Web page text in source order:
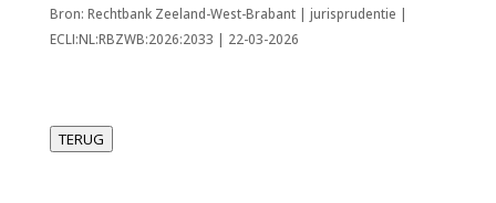
Bron: Rechtbank Zeeland-West-Brabant | jurisprudentie |
ECLI:NL:RBZWB:2026:2033 | 22-03-2026
TERUG